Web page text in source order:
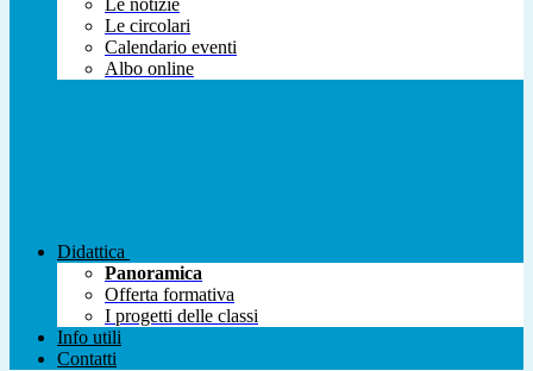
Le notizie
Le circolari
Calendario eventi
Albo online
Didattica
Panoramica
Offerta formativa
I progetti delle classi
Info utili
Contatti